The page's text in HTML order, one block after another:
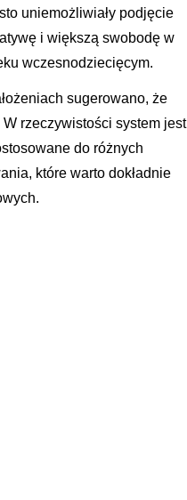
uniemożliwiały podjęcie
i większą swobodę w
wczesnodziecięcym.
sugerowano, że
rzeczywistości system jest
do różnych
które warto dokładnie